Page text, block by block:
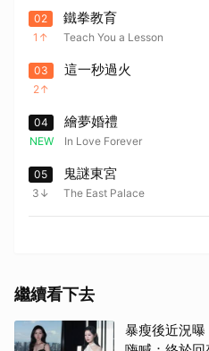
02
1
鐵拳教育
Teach You a Lesson
03
2
這一秒過火
04
NEW
繪夢婚禮
In Love Forever
05
3
鬼謎東宮
The East Palace
繼續看下去
暴瘦後近況